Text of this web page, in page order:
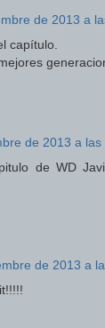
de 2013 a
capítulo.
de 2013 a las
de WD
de 2013 a